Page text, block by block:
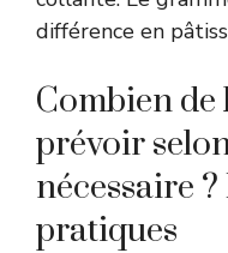
différence en
Combien de
prévoir
nécessaire
pratiques